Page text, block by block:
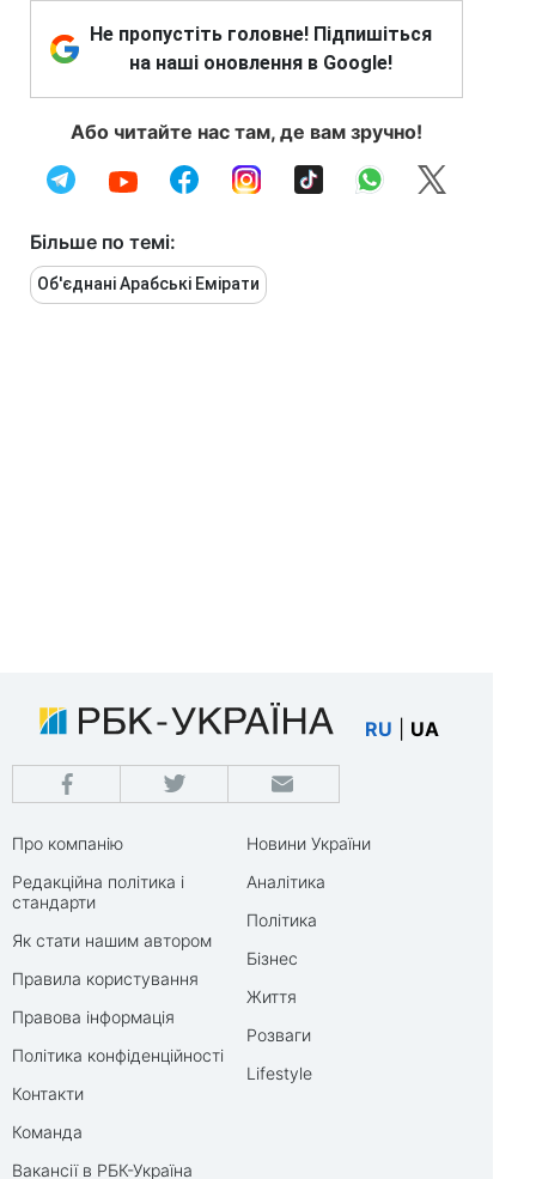
Не пропустіть головне! Підпишіться
на наші оновлення в Google!
Або читайте нас там, де вам зручно!
Більше по темі:
Об'єднані Арабські Емірати
RU UA
Про компанію
Редакційна політика і
стандарти
Як стати нашим автором
Правила користування
Правова інформація
Політика конфіденційності
Контакти
Команда
Вакансії в РБК-Україна
Новини України
Аналітика
Політика
Бізнес
Життя
Розваги
Lifestyle